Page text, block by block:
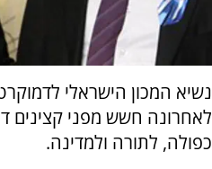
נשיא המכון הישראלי
לאחרונה חשש מפני קצינים
כפולה, לתורה ולמדינה.